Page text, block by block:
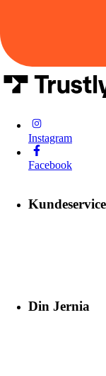
Instagram
Facebook
Kundeservice
Din Jernia